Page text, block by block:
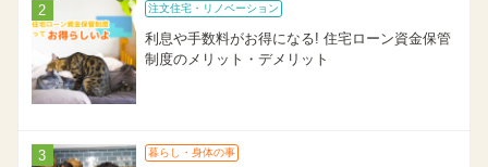
注文住宅・リノベーション
利息や手数料がお得になる! 住宅ローン資金保管
制度のメリット・デメリット
暮らし・身体の事